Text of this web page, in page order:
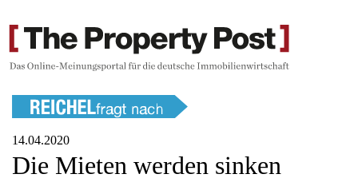
14.04.2020
Die Mieten werden sinken